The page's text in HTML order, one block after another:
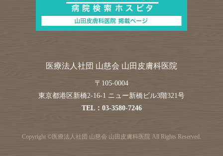
医療法人社団 山慈会 山田皮膚科医院
〒 105-0004
東京都港区 新橋2-16-1 ニュー新橋ビル3階321号
TEL： 03-3580-7246
Copyright © 医療法人社団 山慈会 山田皮膚科医院 All Rights Reserved.